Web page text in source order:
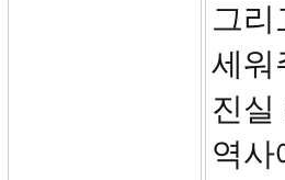
그리
세워
진실
역사